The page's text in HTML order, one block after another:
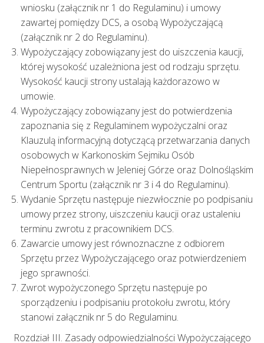
wniosku (załącznik nr 1 do Regulaminu) i umowy
zawartej pomiędzy DCS, a osobą Wypożyczającą
(załącznik nr 2 do Regulaminu).
Wypożyczający zobowiązany jest do uiszczenia kaucji,
której wysokość uzależniona jest od rodzaju sprzętu.
Wysokość kaucji strony ustalają każdorazowo w
umowie.
Wypożyczający zobowiązany jest do potwierdzenia
zapoznania się z Regulaminem wypożyczalni oraz
Klauzulą informacyjną dotyczącą przetwarzania danych
osobowych w Karkonoskim Sejmiku Osób
Niepełnosprawnych w Jeleniej Górze oraz Dolnośląskim
Centrum Sportu (załącznik nr 3 i 4 do Regulaminu).
Wydanie Sprzętu następuje niezwłocznie po podpisaniu
umowy przez strony, uiszczeniu kaucji oraz ustaleniu
terminu zwrotu z pracownikiem DCS.
Zawarcie umowy jest równoznaczne z odbiorem
Sprzętu przez Wypożyczającego oraz potwierdzeniem
jego sprawności.
Zwrot wypożyczonego Sprzętu następuje po
sporządzeniu i podpisaniu protokołu zwrotu, który
stanowi załącznik nr 5 do Regulaminu.
Rozdział III. Zasady odpowiedzialności Wypożyczającego